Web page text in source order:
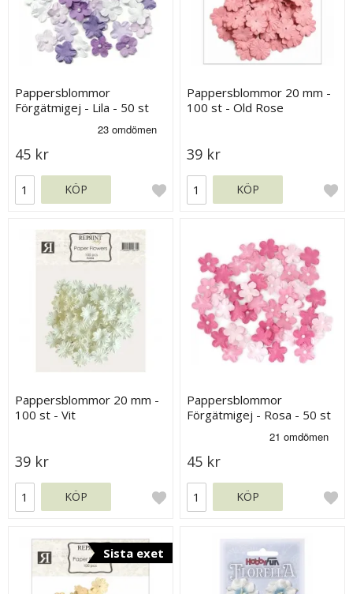
Pappersblommor
Förgätmigej - Lila - 50 st
45 kr
KÖP
Pappersblommor 20 mm -
100 st - Old Rose
39 kr
KÖP
Pappersblommor 20 mm -
100 st - Vit
39 kr
KÖP
Pappersblommor
Förgätmigej - Rosa - 50 st
45 kr
KÖP
Sista exet